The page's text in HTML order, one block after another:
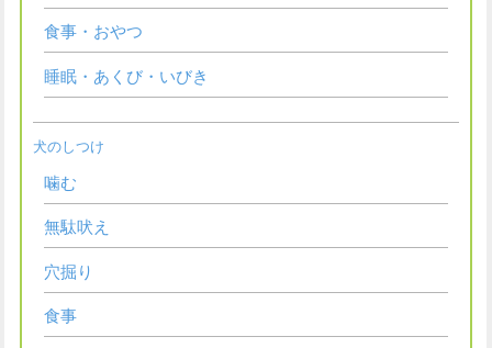
食事・おやつ
睡眠・あくび・いびき
犬のしつけ
噛む
無駄吠え
穴掘り
食事